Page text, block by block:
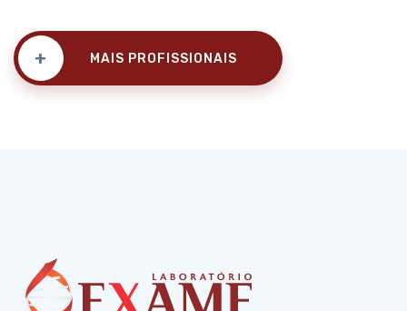
+ MAIS PROFISSIONAIS